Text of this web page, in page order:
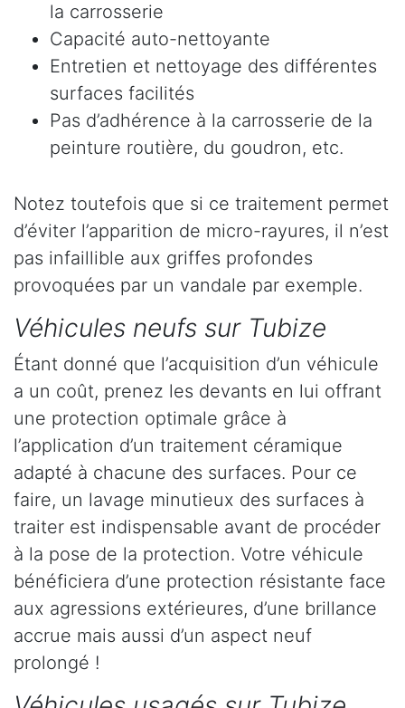
la carrosserie
Capacité auto-nettoyante
Entretien et nettoyage des différentes
surfaces facilités
Pas d’adhérence à la carrosserie de la
peinture routière, du goudron, etc.
Notez toutefois que si ce traitement permet
d’éviter l’apparition de micro-rayures, il n’est
pas infaillible aux griffes profondes
provoquées par un vandale par exemple.
Véhicules neufs sur Tubize
Étant donné que l’acquisition d’un véhicule
a un coût, prenez les devants en lui offrant
une protection optimale grâce à
l’application d’un traitement céramique
adapté à chacune des surfaces. Pour ce
faire, un lavage minutieux des surfaces à
traiter est indispensable avant de procéder
à la pose de la protection. Votre véhicule
bénéficiera d’une protection résistante face
aux agressions extérieures, d’une brillance
accrue mais aussi d’un aspect neuf
prolongé !